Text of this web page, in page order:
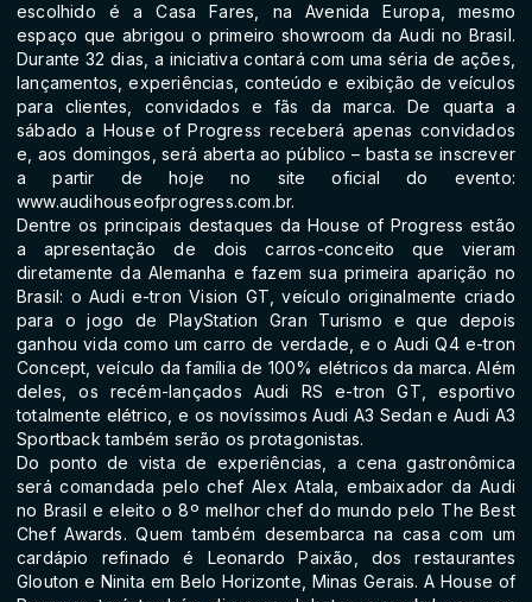
escolhido é a Casa Fares, na Avenida Europa, mesmo
espaço que abrigou o primeiro showroom da Audi no Brasil.
Durante 32 dias, a iniciativa contará com uma séria de ações,
lançamentos, experiências, conteúdo e exibição de veículos
para clientes, convidados e fãs da marca. De quarta a
sábado a House of Progress receberá apenas convidados
e, aos domingos, será aberta ao público – basta se inscrever
a partir de hoje no site oficial do evento:
www.audihouseofprogress.com.br.
Dentre os principais destaques da House of Progress estão
a apresentação de dois carros-conceito que vieram
diretamente da Alemanha e fazem sua primeira aparição no
Brasil: o Audi e-tron Vision GT, veículo originalmente criado
para o jogo de PlayStation Gran Turismo e que depois
ganhou vida como um carro de verdade, e o Audi Q4 e-tron
Concept, veículo da família de 100% elétricos da marca. Além
deles, os recém-lançados Audi RS e-tron GT, esportivo
totalmente elétrico, e os novíssimos Audi A3 Sedan e Audi A3
Sportback também serão os protagonistas.
Do ponto de vista de experiências, a cena gastronômica
será comandada pelo chef Alex Atala, embaixador da Audi
no Brasil e eleito o 8º melhor chef do mundo pelo The Best
Chef Awards. Quem também desembarca na casa com um
cardápio refinado é Leonardo Paixão, dos restaurantes
Glouton e Ninita em Belo Horizonte, Minas Gerais. A House of